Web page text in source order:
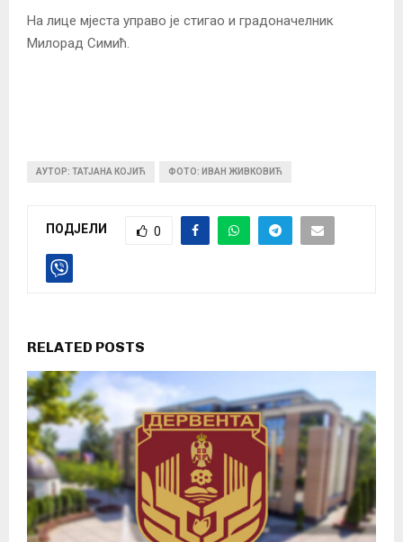
На лице мјеста управо је стигао и градоначелник
Милорад Симић.
АУТОР: ТАТЈАНА КОЈИЋ ФОТО: ИВАН ЖИВКОВИЋ
ПОДЈЕЛИ 0
RELATED POSTS